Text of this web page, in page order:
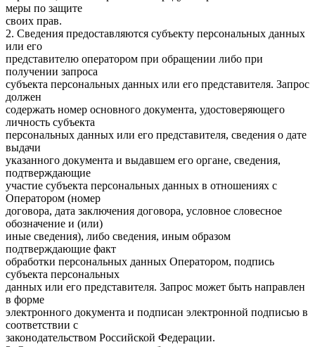
меры по защите
своих прав.
2. Сведения предоставляются субъекту персональных данных
или его
представителю оператором при обращении либо при
получении запроса
субъекта персональных данных или его представителя. Запрос
должен
содержать номер основного документа, удостоверяющего
личность субъекта
персональных данных или его представителя, сведения о дате
выдачи
указанного документа и выдавшем его органе, сведения,
подтверждающие
участие субъекта персональных данных в отношениях с
Оператором (номер
договора, дата заключения договора, условное словесное
обозначение и (или)
иные сведения), либо сведения, иным образом
подтверждающие факт
обработки персональных данных Оператором, подпись
субъекта персональных
данных или его представителя. Запрос может быть направлен
в форме
электронного документа и подписан электронной подписью в
соответствии с
законодательством Российской Федерации.